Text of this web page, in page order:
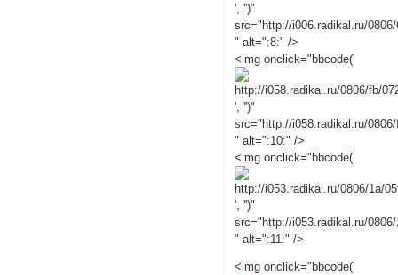
', '')"
src="http://i006.radikal.ru/
" alt=":8:" />
<img onclick="bbcode('
', '')"
src="http://i058.radikal.ru/
" alt=":10:" />
<img onclick="bbcode('
', '')"
src="http://i053.radikal.ru/
" alt=":11:" />
<img onclick="bbcode('